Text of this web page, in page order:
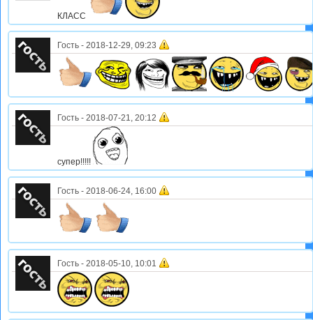
КЛАСС
Гость - 2018-12-29, 09:23
Гость - 2018-07-21, 20:12
супер!!!!!
Гость - 2018-06-24, 16:00
Гость - 2018-05-10, 10:01